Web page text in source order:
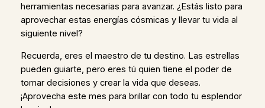
herramientas necesarias para avanzar. ¿Estás listo para
aprovechar estas energías cósmicas y llevar tu vida al
siguiente nivel?
Recuerda, eres el maestro de tu destino. Las estrellas
pueden guiarte, pero eres tú quien tiene el poder de
tomar decisiones y crear la vida que deseas.
¡Aprovecha este mes para brillar con todo tu esplendor